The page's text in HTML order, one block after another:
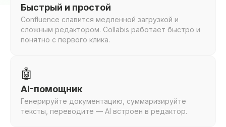
Быстрый и простой
Confluence славится медленной загрузкой и
сложным редактором. Collabis работает быстро и
понятно с первого клика.
🤖
AI-помощник
Генерируйте документацию, суммаризируйте
тексты, переводите — AI встроен в редактор.